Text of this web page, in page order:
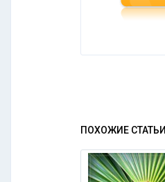
ПОХОЖИЕ СТАТЬИ